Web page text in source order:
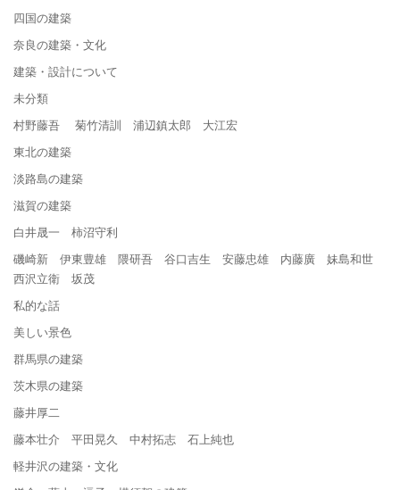
四国の建築
奈良の建築・文化
建築・設計について
未分類
村野藤吾 菊竹清訓 浦辺鎮太郎 大江宏
東北の建築
淡路島の建築
滋賀の建築
白井晟一 柿沼守利
磯崎新 伊東豊雄 隈研吾 谷口吉生 安藤忠雄 内藤廣 妹島和世
西沢立衛 坂茂
私的な話
美しい景色
群馬県の建築
茨木県の建築
藤井厚二
藤本壮介 平田晃久 中村拓志 石上純也
軽井沢の建築・文化